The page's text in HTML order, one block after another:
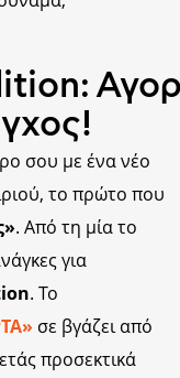
σου με ένα νέο
το πρώτο που
. Από τη μία το
για
. Το
σε βγάζει από
προσεκτικά